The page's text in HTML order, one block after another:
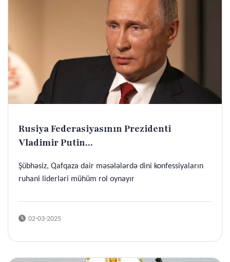
Rusiya Federasiyasının Prezidenti
Vladimir Putin...
Şübhəsiz, Qafqaza dair məsələlərdə dini konfessiyaların
ruhani liderləri mühüm rol oynayır
02-03-2025